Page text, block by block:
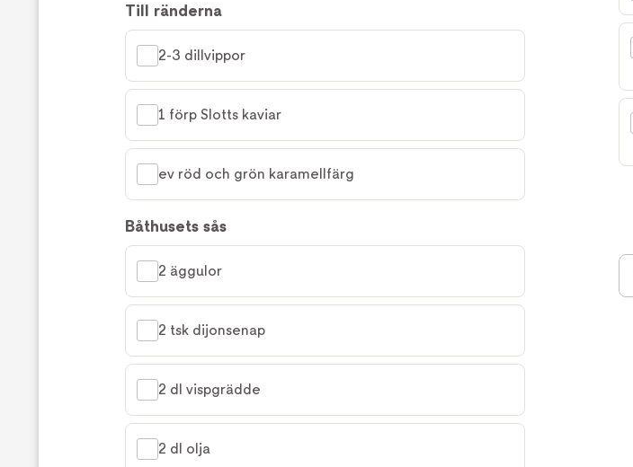
Till ränderna
2-3 dillvippor
1 förp Slotts kaviar
ev röd och grön karamellfärg
Båthusets sås
2 äggulor
2 tsk dijonsenap
2 dl vispgrädde
2 dl olja